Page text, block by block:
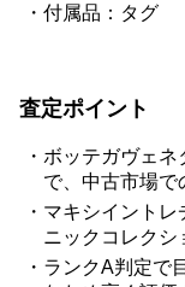
付属品：タグ
査定ポイント
ボッテガヴェネ
で、中古市場で
マキシイントレ
ニックコレクシ
ランクA判定で